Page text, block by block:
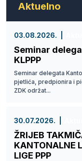
Aktuelno
03.08.2026.
Seminar
KLPPP
Seminar delegata
pjetlića, predpionira i
ZDK održat...
30.07.2026.
ŽRIJEB
KANTONALNE
LIGE PPP